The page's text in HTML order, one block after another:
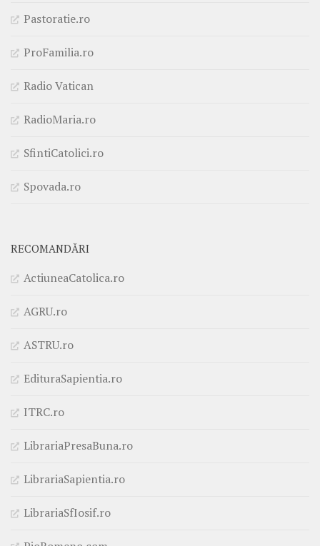
Pastoratie.ro
ProFamilia.ro
Radio Vatican
RadioMaria.ro
SfintiCatolici.ro
Spovada.ro
RECOMANDĂRI
ActiuneaCatolica.ro
AGRU.ro
ASTRU.ro
EdituraSapientia.ro
ITRC.ro
LibrariaPresaBuna.ro
LibrariaSapientia.ro
LibrariaSfIosif.ro